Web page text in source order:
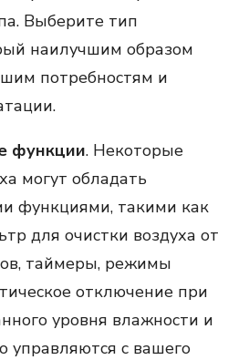
Выберите тип
наилучшим образом
потребностям и
функции. Некоторые
могут обладать
функциями, такими как
для очистки воздуха от
таймеры, режимы
отключение при
уровня влажности и
управляются с вашего